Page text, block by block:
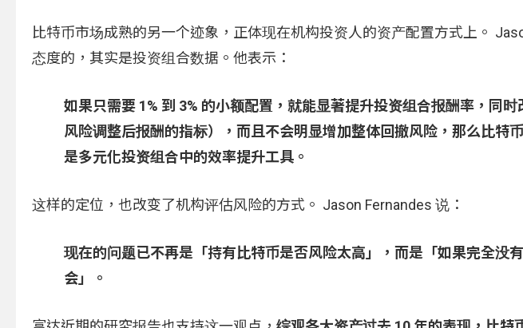
比特币市场成熟的另一个迹象，正体现在机构投资人的资产配置方式上。
态度的，其实是投资组合数据。他表示：
如果只需要 1% 到 3% 的小额配置，就能显著提升投资组合报酬率，同
风险调整后报酬的指标），而且不会明显增加整体回撤风险，那么比特
是多元化投资组合中的效率提升工具。
这样的定位，也改变了机构评估风险的方式。 Jason Fernandes 说：
现在的问题已不再是「持有比特币是否风险太高」，而是「如果完全没
会」。